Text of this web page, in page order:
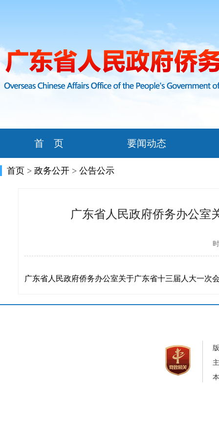
首 页 要闻动态
首页 > 政务公开 > 公告公示
广东省人民政府侨务办公室
广东省人民政府侨务办公室关于广东省十三届人大一次